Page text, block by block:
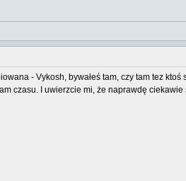
- Vykosh, bywałeś tam, czy tam tez ktoś
czasu. I uwierzcie mi, że naprawdę